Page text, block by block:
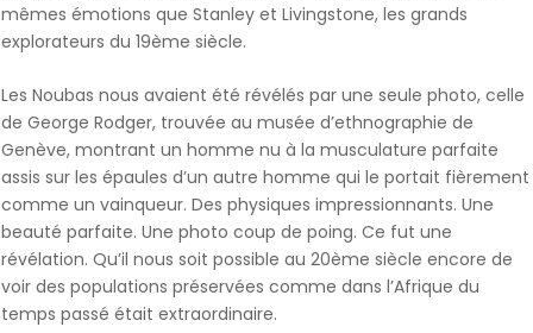
mêmes émotions que Stanley et Livingstone, les grands
explorateurs du 19ème siècle.
Les Noubas nous avaient été révélés par une seule photo, celle
de George Rodger, trouvée au musée d’ethnographie de
Genève, montrant un homme nu à la musculature parfaite
assis sur les épaules d’un autre homme qui le portait fièrement
comme un vainqueur. Des physiques impressionnants. Une
beauté parfaite. Une photo coup de poing. Ce fut une
révélation. Qu’il nous soit possible au 20ème siècle encore de
voir des populations préservées comme dans l’Afrique du
temps passé était extraordinaire.